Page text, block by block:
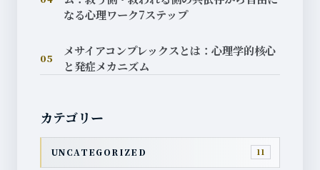
なる心理ワーク7ステップ
05
メサイアコンプレックスとは：心理学的核心
と発症メカニズム
カテゴリー
UNCATEGORIZED 11